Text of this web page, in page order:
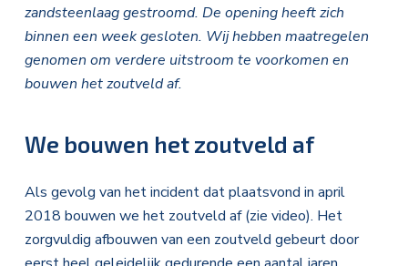
zandsteenlaag gestroomd. De opening heeft zich
binnen een week gesloten. Wij hebben maatregelen
genomen om verdere uitstroom te voorkomen en
bouwen het zoutveld af.
We bouwen het zoutveld af
Als gevolg van het incident dat plaatsvond in april
2018 bouwen we het zoutveld af (zie video). Het
zorgvuldig afbouwen van een zoutveld gebeurt door